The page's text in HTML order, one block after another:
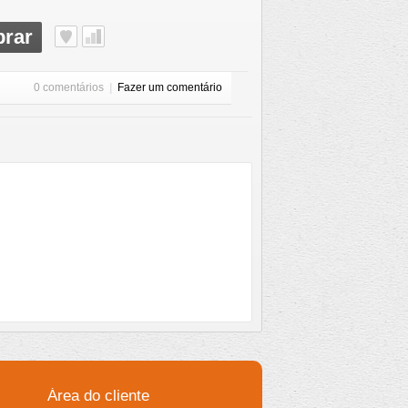
0 comentários Fazer um comentário
Área do cliente